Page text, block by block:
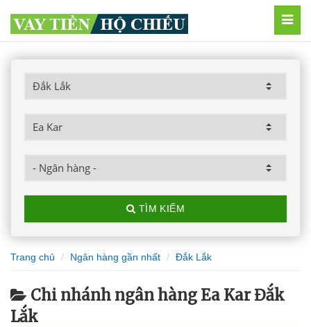
TÌM KIẾM
Trang chủ Ngân hàng gần nhất Đắk Lắk
Chi nhánh ngân hàng Ea Kar Đắk
Lắk